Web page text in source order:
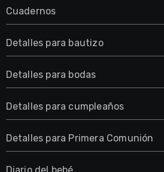
Cuadernos
Detalles para bautizo
Detalles para bodas
Detalles para cumpleaños
Detalles para Primera Comunión